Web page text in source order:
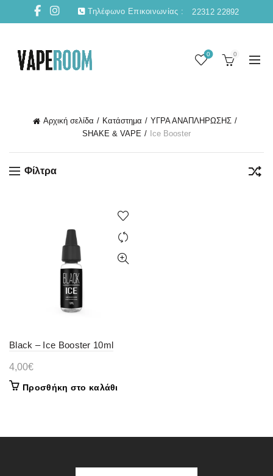
Τηλέφωνο Επικοινωνίας : 22312 22892
0 0
Αρχική σελίδα Κατάστημα
ΥΓΡΑ ΑΝΑΠΛΗΡΩΣΗΣ
SHAKE & VAPE
Ice Booster
Φίλτρα
Black – Ice Booster 10ml
4,00€
Προσθήκη στο καλάθι